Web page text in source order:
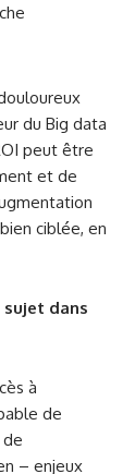
du Big data
peut être
et de
ciblée, en
dans
à
de
– enjeux